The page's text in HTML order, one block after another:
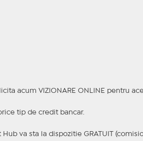
acum VIZIONARE ONLINE pentru
tip de credit bancar.
va sta la dispozitie GRATUIT